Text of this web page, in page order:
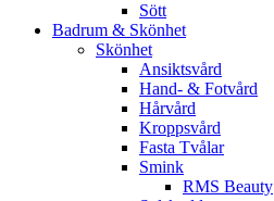
Sött
Badrum & Skönhet
Skönhet
Ansiktsvård
Hand- & Fotvård
Hårvård
Kroppsvård
Fasta Tvålar
Smink
RMS Beauty